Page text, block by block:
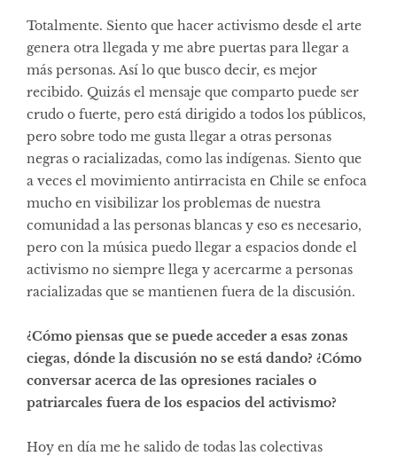
Totalmente. Siento que hacer activismo desde el arte
genera otra llegada y me abre puertas para llegar a
más personas. Así lo que busco decir, es mejor
recibido. Quizás el mensaje que comparto puede ser
crudo o fuerte, pero está dirigido a todos los públicos,
pero sobre todo me gusta llegar a otras personas
negras o racializadas, como las indígenas. Siento que
a veces el movimiento antirracista en Chile se enfoca
mucho en visibilizar los problemas de nuestra
comunidad a las personas blancas y eso es necesario,
pero con la música puedo llegar a espacios donde el
activismo no siempre llega y acercarme a personas
racializadas que se mantienen fuera de la discusión.
¿Cómo piensas que se puede acceder a esas zonas
ciegas, dónde la discusión no se está dando? ¿Cómo
conversar acerca de las opresiones raciales o
patriarcales fuera de los espacios del activismo?
Hoy en día me he salido de todas las colectivas